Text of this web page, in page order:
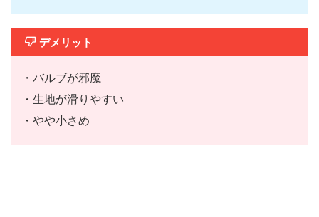
デメリット
・バルブが邪魔
・生地が滑りやすい
・やや小さめ